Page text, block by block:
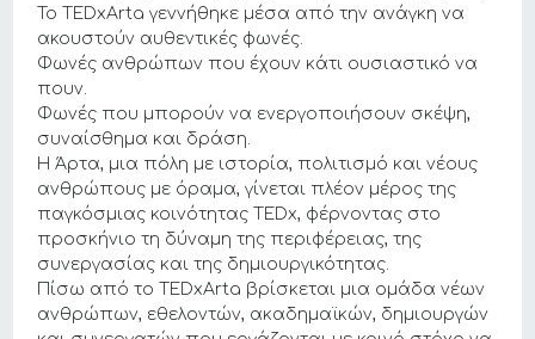
Το TEDxArta γεννήθηκε μέσα από την ανάγκη να
ακουστούν αυθεντικές φωνές.
Φωνές ανθρώπων που έχουν κάτι ουσιαστικό να
πουν.
Φωνές που μπορούν να ενεργοποιήσουν σκέψη,
συναίσθημα και δράση.
Η Άρτα, μια πόλη με ιστορία, πολιτισμό και νέους
ανθρώπους με όραμα, γίνεται πλέον μέρος της
παγκόσμιας κοινότητας TEDx, φέρνοντας στο
προσκήνιο τη δύναμη της περιφέρειας, της
συνεργασίας και της δημιουργικότητας.
Πίσω από το TEDxArta βρίσκεται μια ομάδα νέων
ανθρώπων, εθελοντών, ακαδημαϊκών, δημιουργών